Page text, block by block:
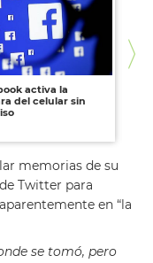
activa la
del celular sin
memorias de su
Twitter para
en “la
se tomó, pero